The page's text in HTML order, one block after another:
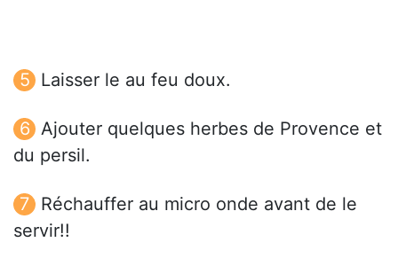
Laisser le au feu doux.
Ajouter quelques herbes de Provence et
du persil.
Réchauffer au micro onde avant de le
servir!!